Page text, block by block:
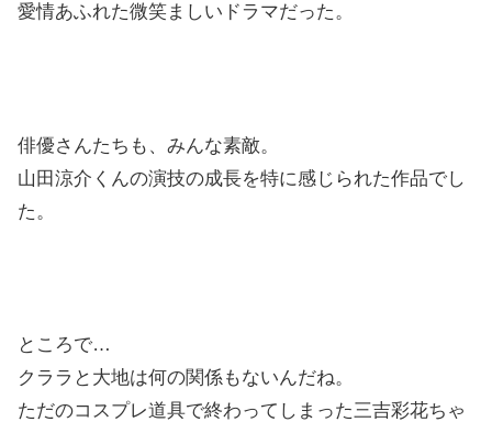
愛情あふれた微笑ましいドラマだった。
俳優さんたちも、みんな素敵。
山田涼介くんの演技の成長を特に感じられた作品でし
た。
ところで…
クララと大地は何の関係もないんだね。
ただのコスプレ道具で終わってしまった三吉彩花ちゃ